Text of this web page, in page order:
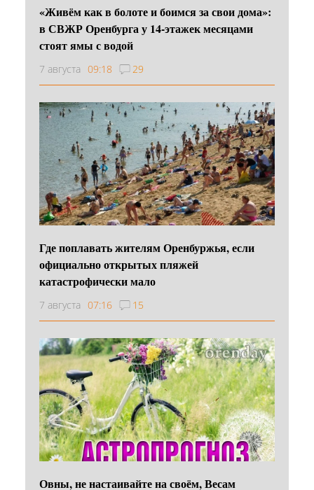
«Живём как в болоте и боимся за свои дома»:
в СВЖР Оренбурга у 14-этажек месяцами
стоят ямы с водой
7 августа 09:18 29
Где поплавать жителям Оренбуржья, если
официально открытых пляжей
катастрофически мало
7 августа 07:16 15
Овны, не настаивайте на своём, Весам